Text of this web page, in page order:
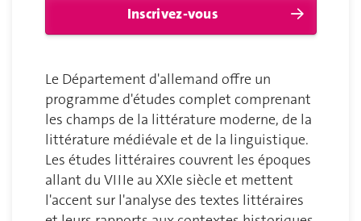
Inscrivez-vous
Le Département d'allemand offre un
programme d'études complet comprenant
les champs de la littérature moderne, de la
littérature médiévale et de la linguistique.
Les études littéraires couvrent les époques
allant du VIIIe au XXIe siècle et mettent
l'accent sur l'analyse des textes littéraires